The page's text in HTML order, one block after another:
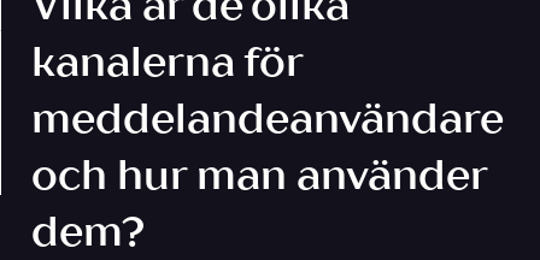
kanalerna för
meddelandeanvändare
och hur man använder
dem?